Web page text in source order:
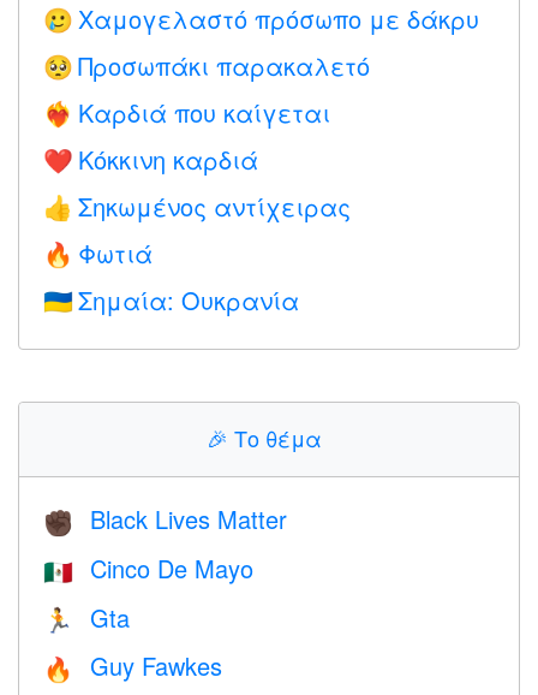
🥲 Χαμογελαστό πρόσωπο με δάκρυ
🥺 Προσωπάκι παρακαλετό
❤️‍🔥 Καρδιά που καίγεται
❤️ Κόκκινη καρδιά
👍 Σηκωμένος αντίχειρας
🔥 Φωτιά
🇺🇦 Σημαία: Ουκρανία
🎉 Το θέμα
✊🏿 Black Lives Matter
🇲🇽 Cinco De Mayo
🏃 Gta
🔥 Guy Fawkes